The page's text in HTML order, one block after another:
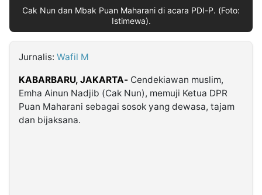
Cak Nun dan Mbak Puan Maharani di acara PDI-P. (Foto:
Istimewa).
Jurnalis: Wafil M
KABARBARU, JAKARTA- Cendekiawan muslim,
Emha Ainun Nadjib (Cak Nun), memuji Ketua DPR
Puan Maharani sebagai sosok yang dewasa, tajam
dan bijaksana.